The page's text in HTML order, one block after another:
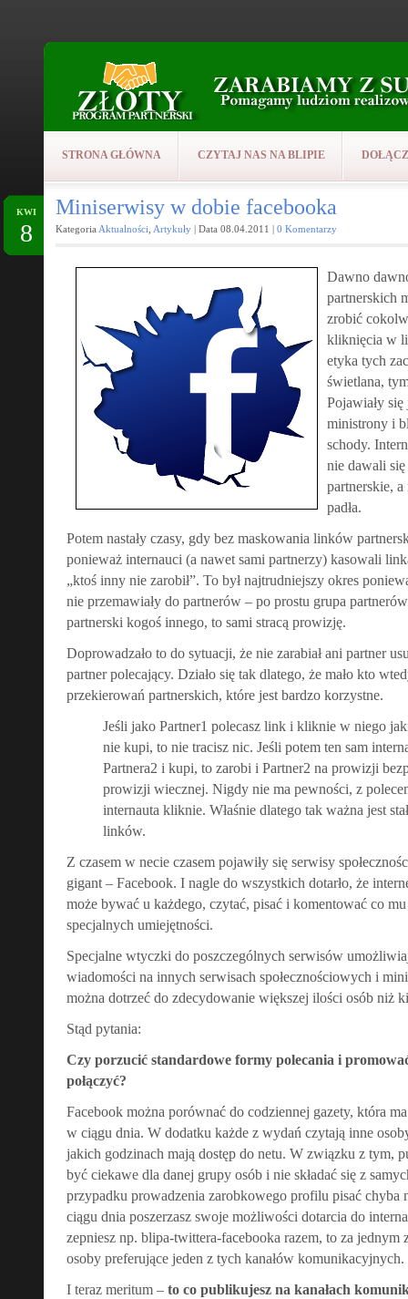
STRONA GŁÓWNA CZYTAJ NAS NA BLIPIE
KWI
8
Miniserwisy w dobie facebooka
Kategoria Aktualności Artykuły | Data 08.04.2011 | 0 Komentarzy
Dawno
partnerskich
zrobić
kliknięcia w
etyka tych
świetlana,
Pojawiały
ministrony i
schody.
nie dawali
partnerskie,
padła.
Potem nastały czasy, gdy bez maskowania linków
ponieważ internauci (a nawet sami partnerzy) kasowali
„ktoś inny nie zarobił”. To był najtrudniejszy okres
nie przemawiały do partnerów – po prostu grupa
partnerski kogoś innego, to sami stracą prowizję.
Doprowadzało to do sytuacji, że nie zarabiał ani partner
partner polecający. Działo się tak dlatego, że mało kto
przekierowań partnerskich, które jest bardzo korzystne.
Jeśli jako Partner1 polecasz link i kliknie w niego
nie kupi, to nie tracisz nic. Jeśli potem ten sam
Partnera2 i kupi, to zarobi i Partner2 na prowizji
prowizji wiecznej. Nigdy nie ma pewności, z
internauta kliknie. Właśnie dlatego tak ważna jest
linków.
Z czasem w necie czasem pojawiły się serwisy
gigant – Facebook. I nagle do wszystkich dotarło, że
może bywać u każdego, czytać, pisać i komentować co
specjalnych umiejętności.
Specjalne wtyczki do poszczególnych serwisów
wiadomości na innych serwisach społecznościowych i
można dotrzeć do zdecydowanie większej ilości osób niż
Stąd pytania:
Czy porzucić standardowe formy polecania i
połączyć?
Facebook można porównać do codziennej gazety, która
w ciągu dnia. W dodatku każde z wydań czytają inne
jakich godzinach mają dostęp do netu. W związku z tym,
być ciekawe dla danej grupy osób i nie składać się z
przypadku prowadzenia zarobkowego profilu pisać chyba
ciągu dnia poszerzasz swoje możliwości dotarcia do
zepniesz np. blipa-twittera-facebooka razem, to za jednym
osoby preferujące jeden z tych kanałów komunikacyjnych.
I teraz meritum – to co publikujesz na kanałach